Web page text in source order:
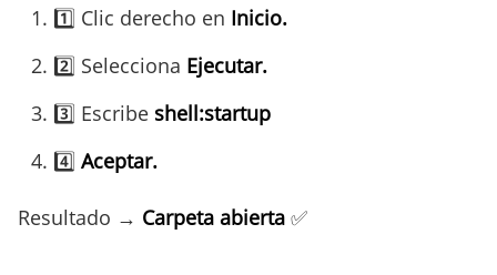
1️⃣ Clic derecho en Inicio.
2️⃣ Selecciona Ejecutar.
3️⃣ Escribe shell:startup
4️⃣ Aceptar.
Resultado → Carpeta abierta ✅